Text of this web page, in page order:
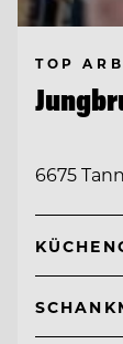
TOP
6675